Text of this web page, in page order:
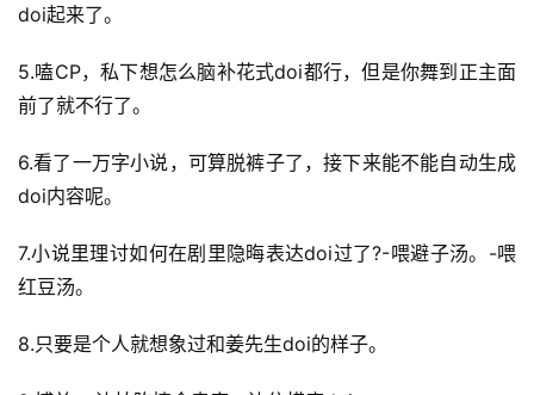
doi起来了。
5.嗑CP，私下想怎么脑补花式doi都行，但是你舞到正主面
前了就不行了。
6.看了一万字小说，可算脱裤子了，接下来能不能自动生成
doi内容呢。
7.小说里理讨如何在剧里隐晦表达doi过了?-喂避子汤。-喂
红豆汤。
8.只要是个人就想象过和姜先生doi的样子。